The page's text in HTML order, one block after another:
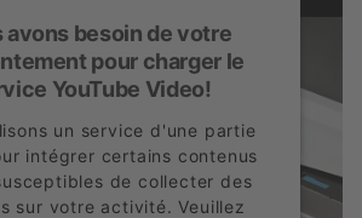
avons besoin de votre
pour charger le
YouTube Video!
un service d'une partie
intégrer certains contenus
de collecter des
sur votre activité. Veuillez